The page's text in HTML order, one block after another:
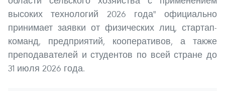
высоких технологий 2026 года" официально
принимает заявки от физических лиц, стартап-
команд, предприятий, кооперативов, а также
преподавателей и студентов по всей стране до
31 июля 2026 года.